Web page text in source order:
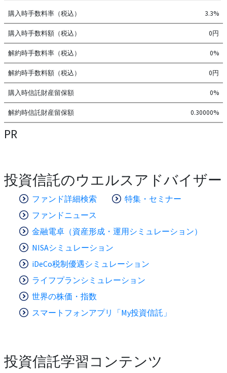
購入時手数料率（税込） 3.3%
購入時手数料額（税込） 0円
解約時手数料率（税込） 0%
解約時手数料額（税込） 0円
購入時信託財産留保額 0%
解約時信託財産留保額 0.30000%
PR
投資信託のウエルスアドバイザー
ファンド詳細検索
特集・セミナー
ファンドニュース
金融電卓（資産形成・運用シミュレーション）
NISAシミュレーション
iDeCo税制優遇シミュレーション
ライフプランシミュレーション
世界の株価・指数
スマートフォンアプリ「My投資信託」
投資信託学習コンテンツ